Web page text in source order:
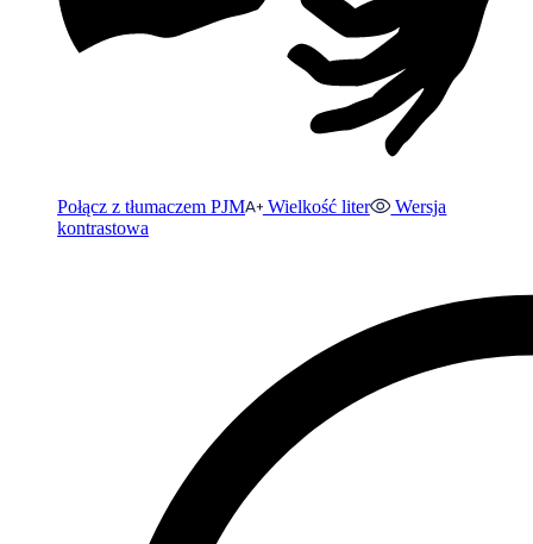
Połącz z tłumaczem PJM Wielkość liter
Wersja
kontrastowa